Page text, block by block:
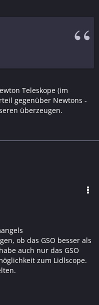
Teleskope (im
gegenüber Newtons -
überzeugen.
ob das GSO besser als
auch nur das GSO
zum Lidlscope.